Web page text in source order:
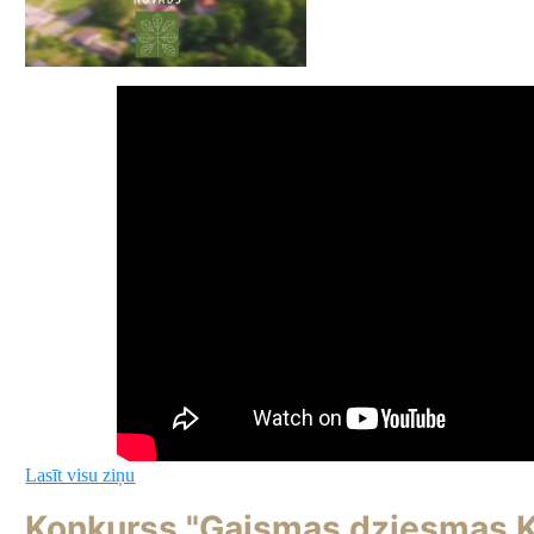
Lasīt visu ziņu